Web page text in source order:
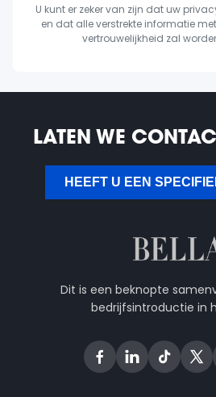
U kunt er zeker van zijn dat uw
en dat alle verstrekte informatie
vertrouwelijkheid zal
LATEN WE
HEEFT U EEN
Dit is een beknopte
bedrijfsintroductie in